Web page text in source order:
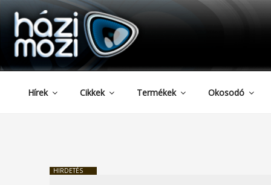
Tartalomhoz
HAZIMOZI
Hírek Cikkek Termékek Okosodó
HIRDETÉS